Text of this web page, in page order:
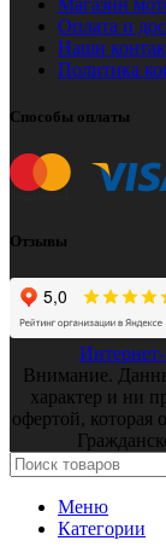
Оплата и
Наши
Политика
Способы оплаты
Отзывы
Внимание.
характер и ни
офертой, которая
Меню
Категории